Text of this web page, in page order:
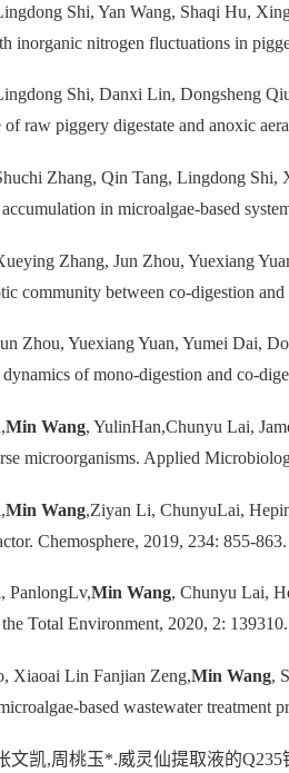
Shi, Yan Wang, Shaqi Hu,
inorganic nitrogen fluctuations in
Shi, Danxi Lin, Dongsheng
raw piggery digestate and anoxic
Zhang, Qin Tang, Lingdong Shi,
in microalgae-based
Zhang, Jun Zhou, Yuexiang
community between co-digestion
Zhou, Yuexiang Yuan, Yumei Dai,
of mono-digestion and co-
Min Wang, YulinHan,Chunyu Lai,
microorganisms. Applied
Min Wang,Ziyan Li, ChunyuLai,
Chemosphere, 2019, 234: 855-863.
PanlongLv,Min Wang, Chunyu Lai,
Total Environment, 2020, 2: 139310.
Xiaoai Lin Fanjian Zeng,Min Wang,
based wastewater
文凯,周桃玉*.威灵仙提取液的Q235